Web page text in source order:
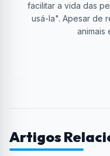
facilitar a vida das
usá-la". Apesar de
animais
Artigos